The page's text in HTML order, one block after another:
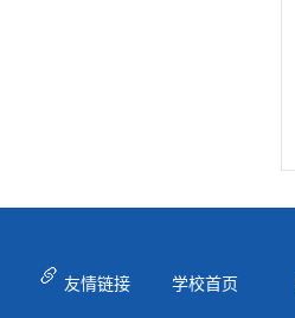
友情链接 学校首页